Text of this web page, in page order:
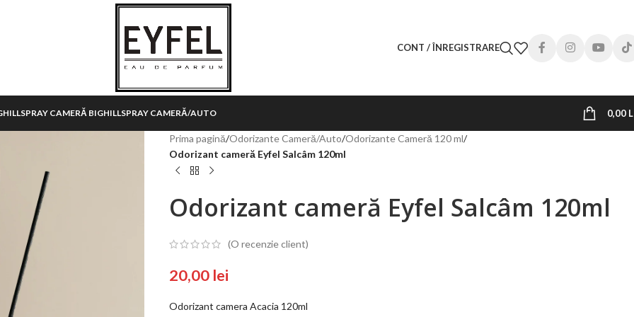
CONT / ÎNREGISTRARE
SPRAY CAMERĂ BIGHILLSPRAY CAMERĂ/AUTO 0,00
Prima pagină/Odorizante Cameră/Auto/Odorizante Cameră 120 ml/
Odorizant cameră Eyfel Salcâm 120ml
Odorizant cameră Eyfel Salcâm 120ml
(O recenzie client)
20,00 lei
Odorizant camera Acacia 120ml